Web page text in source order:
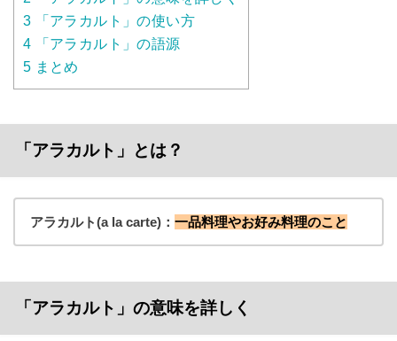
3 「アラカルト」の使い方
4 「アラカルト」の語源
5 まとめ
「アラカルト」とは？
アラカルト(a la carte)： 一品料理やお好み料理のこと
「アラカルト」の意味を詳しく